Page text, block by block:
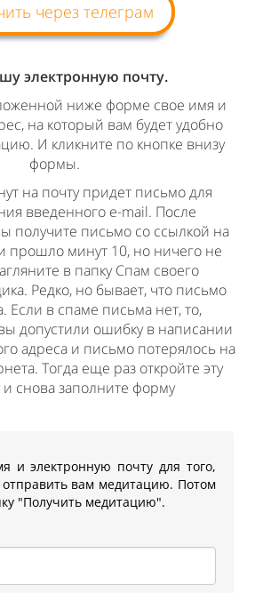
через телеграм
электронную почту.
ниже форме свое имя и
на который вам будет удобно
И кликните по кнопке внизу
формы.
на почту придет письмо для
введенного e-mail. После
получите письмо со ссылкой на
прошло минут 10, но ничего не
в папку Спам своего
Редко, но бывает, что письмо
Если в спаме письма нет, то,
допустили ошибку в написании
адреса и письмо потерялось на
Тогда еще раз откройте эту
и снова заполните форму
и электронную почту для того,
вам медитацию. Потом
"Получить медитацию".